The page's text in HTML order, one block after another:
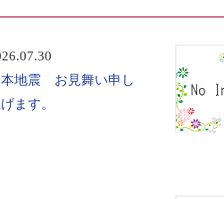
地震 お見舞い申し
ます。